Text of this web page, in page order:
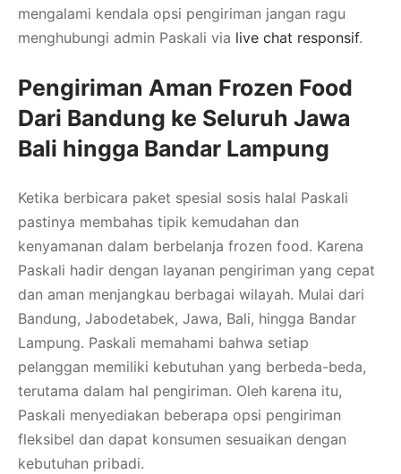
mengalami kendala opsi pengiriman jangan ragu
menghubungi admin Paskali via live chat responsif.
Pengiriman Aman Frozen Food
Dari Bandung ke Seluruh Jawa
Bali hingga Bandar Lampung
Ketika berbicara paket spesial sosis halal Paskali
pastinya membahas tipik kemudahan dan
kenyamanan dalam berbelanja frozen food. Karena
Paskali hadir dengan layanan pengiriman yang cepat
dan aman menjangkau berbagai wilayah. Mulai dari
Bandung, Jabodetabek, Jawa, Bali, hingga Bandar
Lampung. Paskali memahami bahwa setiap
pelanggan memiliki kebutuhan yang berbeda-beda,
terutama dalam hal pengiriman. Oleh karena itu,
Paskali menyediakan beberapa opsi pengiriman
fleksibel dan dapat konsumen sesuaikan dengan
kebutuhan pribadi.